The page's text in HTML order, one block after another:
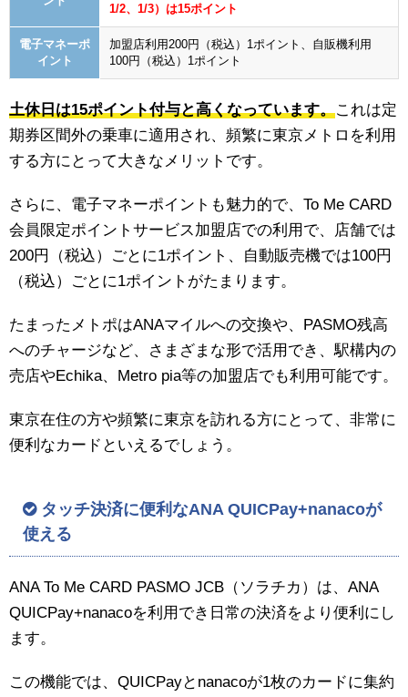
1/2、1/3）は15ポイント
電子マネーポ
イント
加盟店利用200円（税込）1ポイント、自販機利用
100円（税込）1ポイント
土休日は15ポイント付与と高くなっています。これは定
期券区間外の乗車に適用され、頻繁に東京メトロを利用
する方にとって大きなメリットです。
さらに、電子マネーポイントも魅力的で、To Me CARD
会員限定ポイントサービス加盟店での利用で、店舗では
200円（税込）ごとに1ポイント、自動販売機では100円
（税込）ごとに1ポイントがたまります。
たまったメトポはANAマイルへの交換や、PASMO残高
へのチャージなど、さまざまな形で活用でき、駅構内の
売店やEchika、Metro pia等の加盟店でも利用可能です。
東京在住の方や頻繁に東京を訪れる方にとって、非常に
便利なカードといえるでしょう。
タッチ決済に便利なANA QUICPay+nanacoが
使える
ANA To Me CARD PASMO JCB（ソラチカ）は、ANA
QUICPay+nanacoを利用でき日常の決済をより便利にし
ます。
この機能では、QUICPayとnanacoが1枚のカードに集約